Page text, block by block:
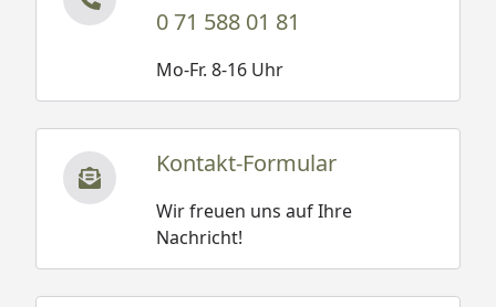
0 71 588 01 81
Mo-Fr. 8-16 Uhr
Kontakt-Formular
Wir freuen uns auf Ihre
Nachricht!